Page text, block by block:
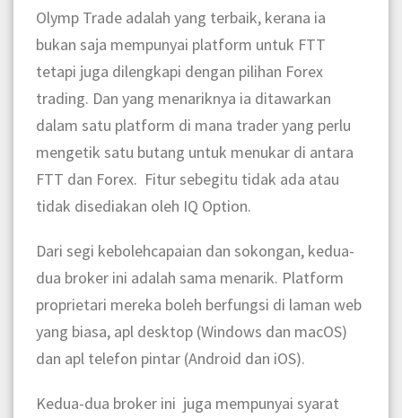
Olymp Trade adalah yang terbaik, kerana ia
bukan saja mempunyai platform untuk FTT
tetapi juga dilengkapi dengan pilihan Forex
trading. Dan yang menariknya ia ditawarkan
dalam satu platform di mana trader yang perlu
mengetik satu butang untuk menukar di antara
FTT dan Forex. Fitur sebegitu tidak ada atau
tidak disediakan oleh IQ Option.
Dari segi kebolehcapaian dan sokongan, kedua-
dua broker ini adalah sama menarik. Platform
proprietari mereka boleh berfungsi di laman web
yang biasa, apl desktop (Windows dan macOS)
dan apl telefon pintar (Android dan iOS).
Kedua-dua broker ini juga mempunyai syarat